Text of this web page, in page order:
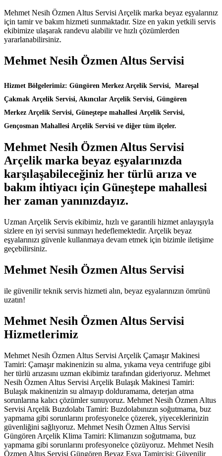
Mehmet Nesih Özmen Altus Servisi Arçelik marka beyaz eşyalarınız
için tamir ve bakım hizmeti sunmaktadır. Size en yakın yetkili servis
ekibimize ulaşarak randevu alabilir ve hızlı çözümlerden
yararlanabilirsiniz.
Mehmet Nesih Özmen Altus Servisi
Hizmet Bölgelerimiz: Güngören Merkez Arçelik Servisi, Mareşal
Çakmak Arçelik Servisi, Akıncılar Arçelik Servisi, Güngören
Merkez Arçelik Servisi, Güneştepe mahallesi Arçelik Servisi,
Gençosman Mahallesi Arçelik Servisi ve diğer tüm ilçeler.
Mehmet Nesih Özmen Altus Servisi
Arçelik marka beyaz eşyalarınızda
karşılaşabileceğiniz her türlü arıza ve
bakım ihtiyacı için Güneştepe mahallesi
her zaman yanınızdayız.
Uzman Arçelik Servis ekibimiz, hızlı ve garantili hizmet anlayışıyla
sizlere en iyi servisi sunmayı hedeflemektedir. Arçelik beyaz
eşyalarınızı güvenle kullanmaya devam etmek için bizimle iletişime
geçebilirsiniz.
Mehmet Nesih Özmen Altus Servisi
ile güvenilir teknik servis hizmeti alın, beyaz eşyalarınızın ömrünü
uzatın!
Mehmet Nesih Özmen Altus Servisi
Hizmetlerimiz
Mehmet Nesih Özmen Altus Servisi Arçelik Çamaşır Makinesi
Tamiri: Çamaşır makinenizin su alma, yıkama veya centrifuge gibi
her türlü arızasını uzman ekibimiz tarafından gideriyoruz. Mehmet
Nesih Özmen Altus Servisi Arçelik Bulaşık Makinesi Tamiri:
Bulaşık makinenizin su almayıp dolduramama, deterjan atma
sorunlarına kalıcı çözümler sunuyoruz. Mehmet Nesih Özmen Altus
Servisi Arçelik Buzdolabı Tamiri: Buzdolabınızın soğutmama, buz
yapmama gibi sorunlarını profesyonelce çözerek, yiyeceklerinizin
güvenliğini sağlıyoruz. Mehmet Nesih Özmen Altus Servisi
Güngören Arçelik Klima Tamiri: Klimanızın soğutmama, buz
yapmama gibi sorunlarını profesyonelce çözüyoruz. Mehmet Nesih
Özmen Altus Servisi Güngören Beyaz Eşya Tamircisi: Güvenilir